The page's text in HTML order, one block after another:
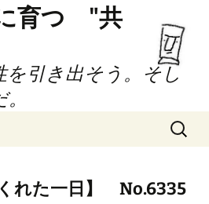
育つ "共
を引き出そう。そし
検
索:
くれた一日】 No.6335